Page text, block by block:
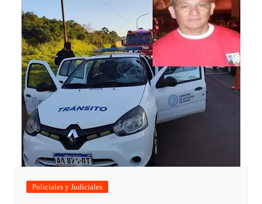
Policiales y Judiciales